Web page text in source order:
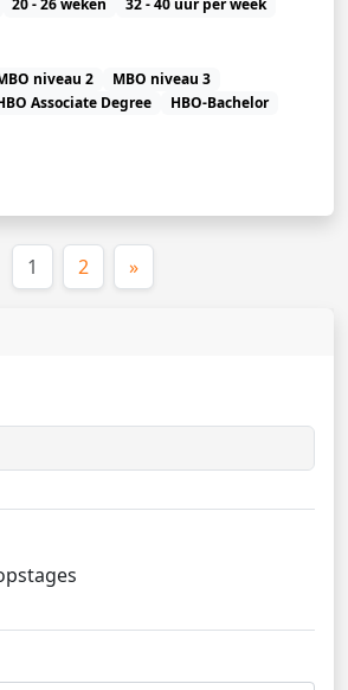
20 - 26 weken
32 - 40 uur per week
niveau 2
MBO niveau 3
Associate Degree
HBO-Bachelor
1 (huidige)
2 »